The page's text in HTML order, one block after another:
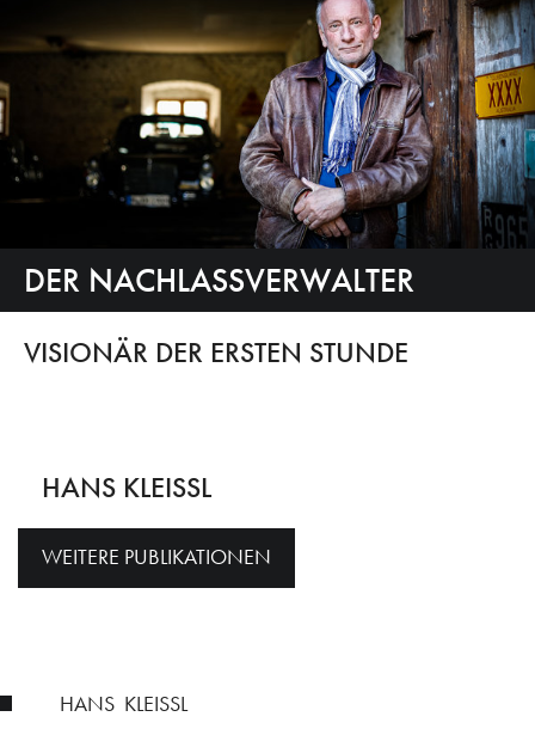
DER NACHLASSVERWALTER
VISIONÄR DER ERSTEN STUNDE
HANS KLEISSL
WEITERE PUBLIKATIONEN
HANS KLEISSL